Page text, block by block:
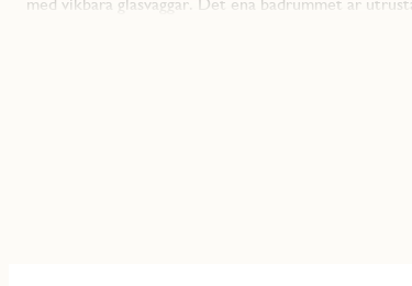
med vikbara glasväggar. Det ena badrummet är
med vita släta luckor och en bänkskiva samt
ger ett bra arbetsljus. Väggskåpen är handtagslösa
från Electrolux. Här finns kyl/frys, induktionshäll,